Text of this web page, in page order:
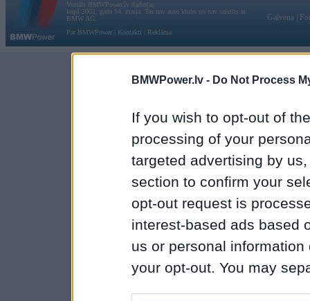
BMWPower.lv - Do Not Process
If you wish to opt-out of
processing of your
targeted advertising by
section to confirm your
opt-out request is
interest-based ads based
us or personal
your opt-out. You may
Vortāls BMWPower.lv darbojas
kopš 2002. gada 14. maija. Tas nav auto klubs un nav saistīts ar
BMW AG.
Par BMWPower
Kontakti Reklāma
Galvena